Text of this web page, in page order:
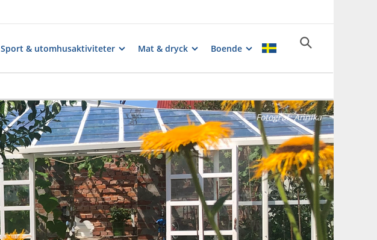
Sport & utomhusaktiviteter Mat & dryck Boende
Fotograf:Annika